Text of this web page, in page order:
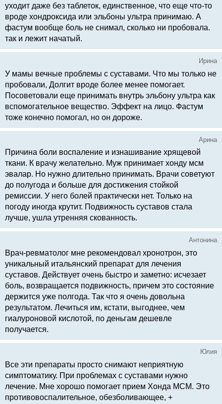
уходит даже без таблеток, единственное, что еще что-то
вроде хондроксида или эльбоны ультра принимаю. А
фастум вообще боль не снимал, сколько ни пробовала.
так и лежит начатый.
Ирина
У мамы вечные проблемы с суставами. Что мы только не
пробовали, Долгит вроде более менее помогает.
Посоветовали еще принимать внутрь эльбону ультра как
вспомогательное вещество. Эффект на лицо. Фастум
тоже конечно помогал, но он дороже.
Арина
Причина боли воспаление и изнашивание хрящевой
ткани. К врачу желательно. Муж принимает хонду мсм
эвалар. Но нужно длительно принимать. Врачи советуют
до полугода и больше для достижения стойкой
ремиссии. У него болей практически нет. Только на
погоду иногда крутит. Подвижность суставов стала
лучше, ушла утренняя скованность.
Антонина
Врач-ревматолог мне рекомендовал хронотрон, это
уникальный итальянский препарат для лечения
суставов. Действует очень быстро и заметно: исчезает
боль, возвращается подвижность, причем это состояние
держится уже полгода. Так что я очень довольна
результатом. Лечиться им, кстати, выгоднее, чем
гиалуроновой кислотой, по деньгам дешевле
получается.
Юлия
Все эти препараты просто снимают неприятную
симптоматику. При проблемах с суставами нужно
лечение. Мне хорошо помогает прием Хонда МСМ. Это
противовоспалительное, обезболивающее, +